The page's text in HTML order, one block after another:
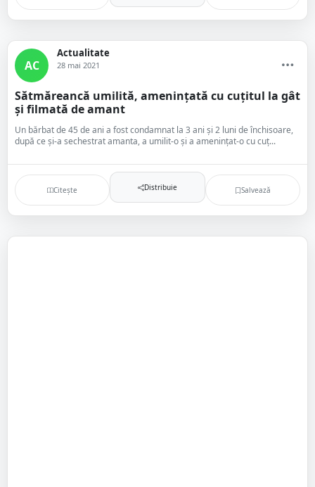
AC
Actualitate
28 mai 2021
Sătmăreancă umilită, amenințată cu cuțitul la gât
și filmată de amant
Un bărbat de 45 de ani a fost condamnat la 3 ani și 2 luni de închisoare,
după ce și-a sechestrat amanta, a umilit-o și a amenințat-o cu cuț...
Citește Distribuie Salvează